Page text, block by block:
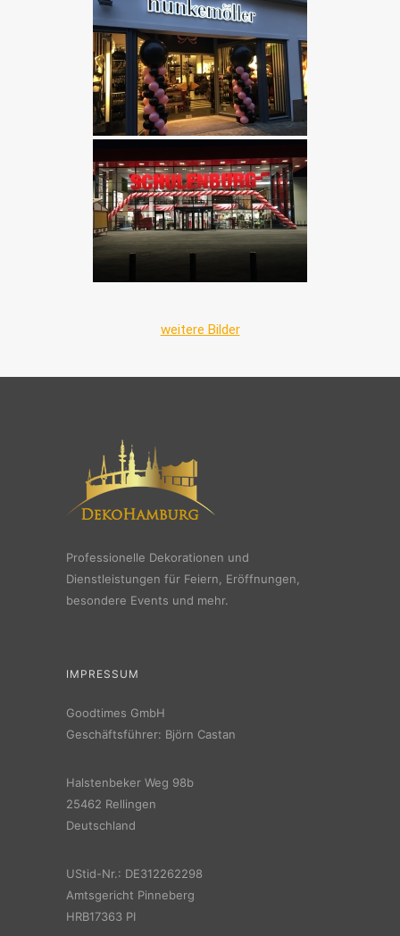
weitere Bilder
Professionelle Dekorationen und
Dienstleistungen für Feiern, Eröffnungen,
besondere Events und mehr.
IMPRESSUM
Goodtimes GmbH
Geschäftsführer: Björn Castan
Halstenbeker Weg 98b
25462 Rellingen
Deutschland
UStid-Nr.: DE312262298
Amtsgericht Pinneberg
HRB17363 PI